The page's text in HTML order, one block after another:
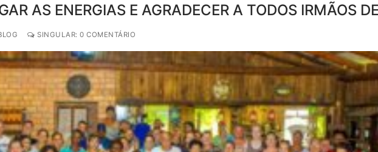
AS ENERGIAS E AGRADECER A TODOS IRMÃOS
SINGULAR: 0 COMENTÁRIO